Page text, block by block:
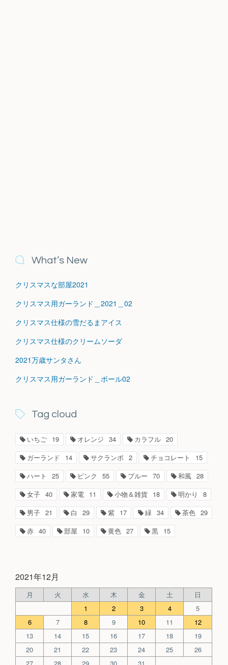
What’s New
クリスマスな部屋2021
クリスマス用ガーランド＿2021＿02
クリスマス仕様の雪だるまアイス
クリスマス仕様のクリームソーダ
2021万歳サンタさん
クリスマス用ガーランド＿ボール02
Tag cloud
いちご 19 オレンジ 34 カラフル 20
ガーランド
14 サクランボ 2 チョコレート
15
ハート
25 ピンク 55 ブルー 70 和風 28
女子 40 家電 11 小物＆雑貨 18 明かり
8
男子 21 白 29 紫 17 緑 34 茶色 29
赤 40 部屋 10 黄色 27 黒 15
2021年12月
月 火 水 木 金 土
日
1
2 3 4
5
6
7 8 9 10 11
12
13
14 15 16 17 18
19
20
21 22 23 24 25
26